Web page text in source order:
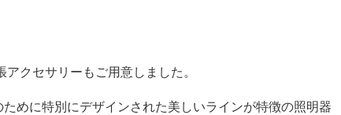
クセサリーもご用意しました。
めに特別にデザインされた美しいラインが特徴の照明器